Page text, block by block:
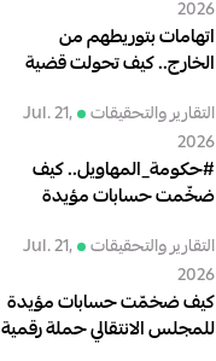
2026
اتهامات بتوريطهم من
الخارج.. كيف تحولت قضية
رقمية لتبرئة أنس حبيب؟
التقارير والتحقيقات
Jul. 21,
2026
#حكومة_المهاويل.. كيف
ضخّمت حسابات مؤيدة
العراقية؟
التقارير والتحقيقات
Jul. 21,
2026
كيف ضخمّت حسابات مؤيدة
للمجلس الانتقالي حملة رقمية